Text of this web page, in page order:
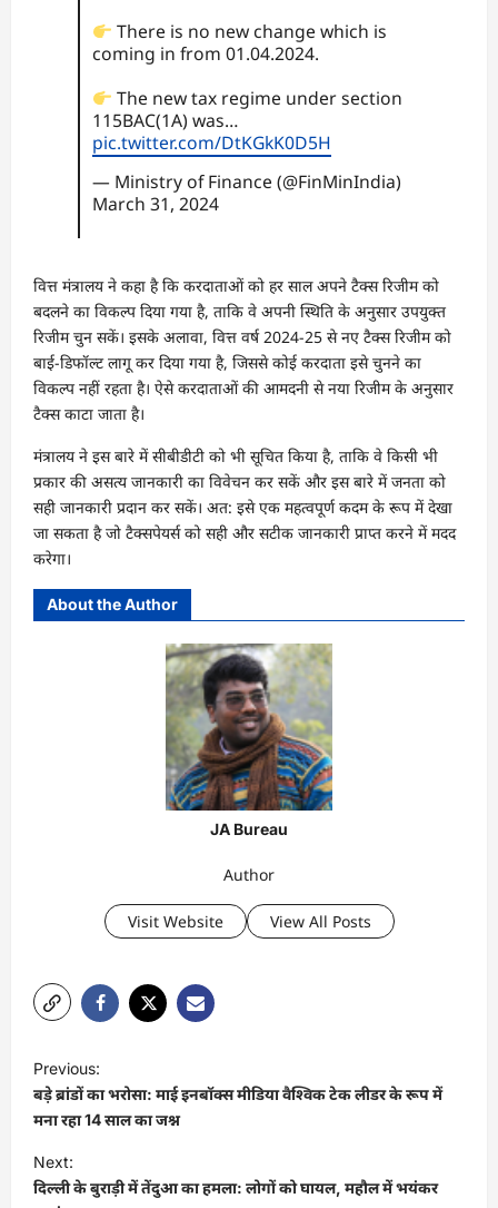
There is no new change which is
coming in from 01.04.2024.
The new tax regime under section
115BAC(1A) was…
pic.twitter.com/DtKGkK0D5H
— Ministry of Finance (@FinMinIndia)
March 31, 2024
वित्त मंत्रालय ने कहा है कि करदाताओं को हर साल अपने टैक्स रिजीम को
बदलने का विकल्प दिया गया है, ताकि वे अपनी स्थिति के अनुसार उपयुक्त
रिजीम चुन सकें। इसके अलावा, वित्त वर्ष 2024-25 से नए टैक्स रिजीम को
बाई-डिफॉल्ट लागू कर दिया गया है, जिससे कोई करदाता इसे चुनने का
विकल्प नहीं रहता है। ऐसे करदाताओं की आमदनी से नया रिजीम के अनुसार
टैक्स काटा जाता है।
मंत्रालय ने इस बारे में सीबीडीटी को भी सूचित किया है, ताकि वे किसी भी
प्रकार की असत्य जानकारी का विवेचन कर सकें और इस बारे में जनता को
सही जानकारी प्रदान कर सकें। अत: इसे एक महत्वपूर्ण कदम के रूप में देखा
जा सकता है जो टैक्सपेयर्स को सही और सटीक जानकारी प्राप्त करने में मदद
करेगा।
About the Author
JA Bureau
Author
Visit Website View All Posts
P
o
s
t
n
Previous:
बड़े ब्रांडों का भरोसा: माई इनबॉक्स मीडिया वैश्विक टेक लीडर के रूप में
मना रहा 14 साल का जश्न
Next:
दिल्ली के बुराड़ी में तेंदुआ का हमला: लोगों को घायल, महौल में भयंकर